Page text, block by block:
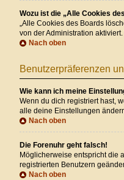
Wozu ist die „Alle Cookies
„Alle Cookies des Boards
von der Administration
Nach oben
Benutzerpräferenzen
Wie kann ich meine
Wenn du dich registriert hast,
alle deine Einstellungen
Nach oben
Die Forenuhr geht falsch!
Möglicherweise entspricht die
registrierten Benutzern
Nach oben